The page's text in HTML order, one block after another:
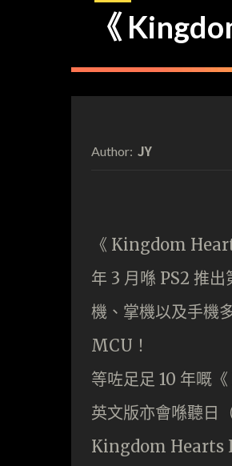
《
Author: JY
《 Kingdom
年 3 月喺 PS2 推
機、掌機以及手機
MCU！
等咗足足 10 年嘅
英文版亦會喺聽日
Kingdom Hearts